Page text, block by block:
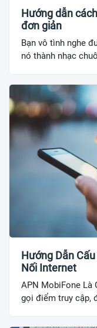
Hướng dẫn
đơn giản
Bạn vô tình nghe
nó thành nhạc
Hướng Dẫn
Nối Internet
APN MobiFone Là
gọi điểm truy cập,